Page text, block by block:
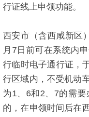
行证线上申领功能。
西安市（含西咸新区
月7日前可在系统内
行临时电子通行证，
行区域内，不受机动
为1、6和2、7的需
的，在申领时间后在